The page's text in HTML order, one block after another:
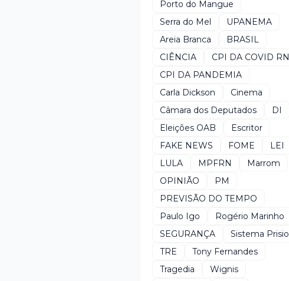
Porto do Mangue
Serra do Mel
UPANEMA
Areia Branca
BRASIL
CIÊNCIA
CPI DA COVID RN
CPI DA PANDEMIA
Carla Dickson
Cinema
Câmara dos Deputados
DI
Eleições OAB
Escritor
FAKE NEWS
FOME
LEI
LULA
MPFRN
Marrom
OPINIÃO
PM
PREVISÃO DO TEMPO
Paulo Igo
Rogério Marinho
SEGURANÇA
Sistema Prisio
TRE
Tony Fernandes
Tragedia
Wignis